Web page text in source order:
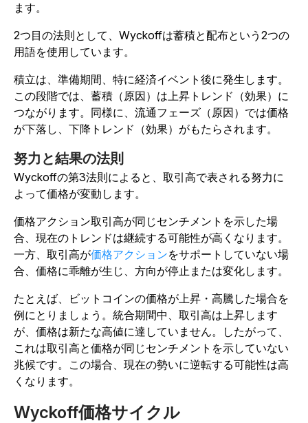
ます。
2つ目の法則として、Wyckoffは蓄積と配布という2つの
用語を使用しています。
積立は、準備期間、特に経済イベント後に発生します。
この段階では、蓄積（原因）は上昇トレンド（効果）に
つながります。同様に、流通フェーズ（原因）では価格
が下落し、下降トレンド（効果）がもたらされます。
努力と結果の法則
Wyckoffの第3法則によると、取引高で表される努力に
よって価格が変動します。
価格アクション取引高が同じセンチメントを示した場
合、現在のトレンドは継続する可能性が高くなります。
一方、取引高が価格アクションをサポートしていない場
合、価格に乖離が生じ、方向が停止または変化します。
たとえば、ビットコインの価格が上昇・高騰した場合を
例にとりましょう。統合期間中、取引高は上昇します
が、価格は新たな高値に達していません。したがって、
これは取引高と価格が同じセンチメントを示していない
兆候です。この場合、現在の勢いに逆転する可能性は高
くなります。
Wyckoff価格サイクル